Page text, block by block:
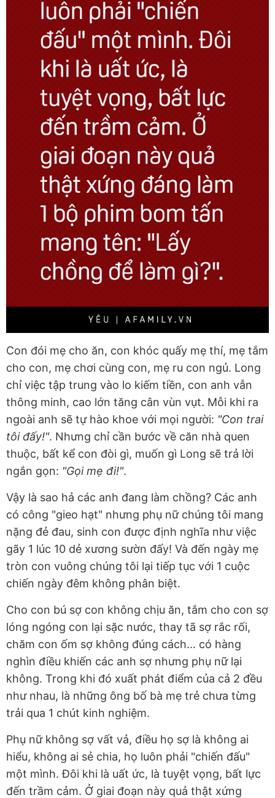
Con đói mẹ cho ăn, con khóc quấy mẹ thí, mẹ tắm
cho con, mẹ chơi cùng con, mẹ ru con ngủ. Long
chỉ việc tập trung vào lo kiếm tiền, con anh vẫn
thông minh, cao lớn tăng cân vùn vụt. Mỗi khi ra
ngoài anh sẽ tự hào khoe với mọi người: "Con trai
tôi đấy!". Nhưng chỉ cần bước về căn nhà quen
thuộc, bất kể con đòi gì, muốn gì Long sẽ trả lời
ngắn gọn: "Gọi mẹ đi!".
Vậy là sao hả các anh đang làm chồng? Các anh
có công "gieo hạt" nhưng phụ nữ chúng tôi mang
nặng đẻ đau, sinh con được định nghĩa như việc
gãy 1 lúc 10 dẻ xương sườn đấy! Và đến ngày mẹ
tròn con vuông chúng tôi lại tiếp tục với 1 cuộc
chiến ngày đêm không phân biệt.
Cho con bú sợ con không chịu ăn, tắm cho con sợ
lóng ngóng con lại sặc nước, thay tã sợ rắc rối,
chăm con ốm sợ không đúng cách... có hàng
nghìn điều khiến các anh sợ nhưng phụ nữ lại
không. Trong khi đó xuất phát điểm của cả 2 đều
như nhau, là những ông bố bà mẹ trẻ chưa từng
trải qua 1 chút kinh nghiệm.
Phụ nữ không sợ vất vả, điều họ sợ là không ai
hiểu, không ai sẻ chia, họ luôn phải "chiến đấu"
một mình. Đôi khi là uất ức, là tuyệt vọng, bất lực
đến trầm cảm. Ở giai đoạn này quả thật xứng